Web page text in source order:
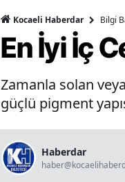
Kocaeli Haberdar Bilgi
En İyi İç
Zamanla solan
güçlü pigment
Haberdar